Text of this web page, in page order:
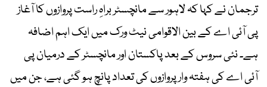
ترجمان نے کہا کہ لاہور سے مانچسٹر براہِ راست پروازوں کا آغاز
پی آئی اے کے بین الاقوامی نیٹ ورک میں ایک اہم اضافہ
ہے۔ نئی سروس کے بعد پاکستان اور مانچسٹر کے درمیان پی
آئی اے کی ہفتہ وار پروازوں کی تعداد پانچ ہو گئی ہے، جن میں